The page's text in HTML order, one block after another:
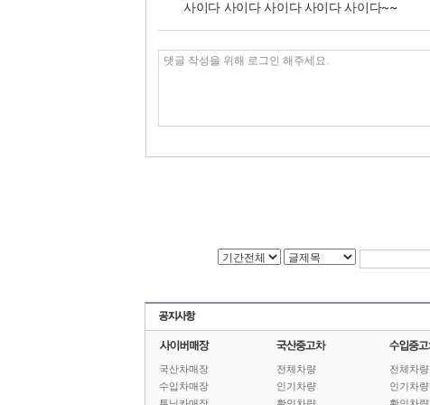
사이다 사이다 사이다 사이다 사이다~~
국산차매장
수입차매장
전체차량
인기차량
전체차량
인기차량